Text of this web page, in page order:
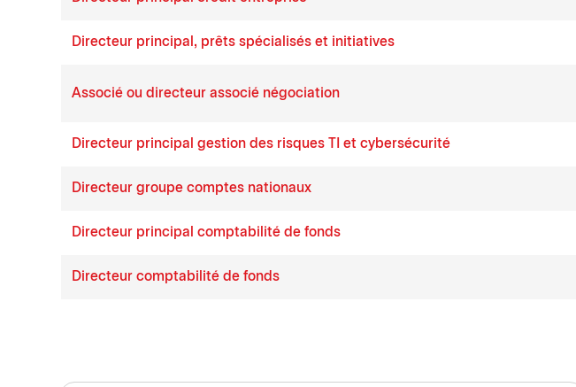
Directeur principal, prêts spécialisés et initiatives
Associé ou directeur associé négociation
Directeur principal gestion des risques TI et cybersécurité
Directeur groupe comptes nationaux
Directeur principal comptabilité de fonds
Directeur comptabilité de fonds